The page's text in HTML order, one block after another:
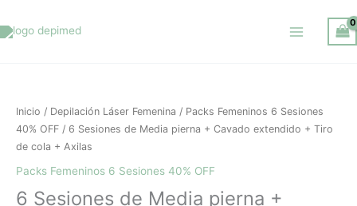
al
Inicio / Depilación Láser Femenina / Packs Femeninos 6 Sesiones
40% OFF / 6 Sesiones de Media pierna + Cavado extendido + Tiro
de cola + Axilas
Packs Femeninos 6 Sesiones 40% OFF
6 Sesiones de Media pierna +
original
era:
$ 32.300.
actual
es:
$ 19.400.
de
Media
pierna
Cavado
extendido